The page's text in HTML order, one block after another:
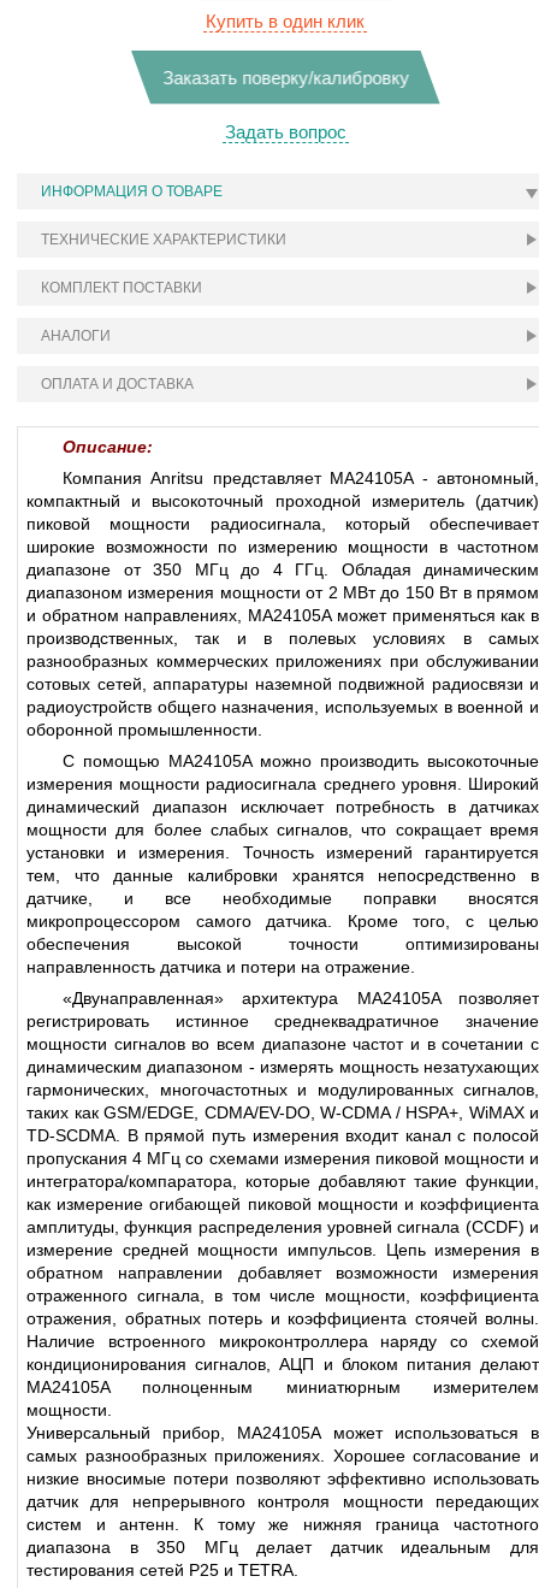
Купить в один клик
Заказать поверку/калибровку
Задать вопрос
ИНФОРМАЦИЯ О ТОВАРЕ
ТЕХНИЧЕСКИЕ ХАРАКТЕРИСТИКИ
КОМПЛЕКТ ПОСТАВКИ
АНАЛОГИ
ОПЛАТА И ДОСТАВКА
Описание:
Компания Anritsu представляет MA24105A - автономный,
компактный и высокоточный проходной измеритель (датчик)
пиковой мощности радиосигнала, который обеспечивает
широкие возможности по измерению мощности в частотном
диапазоне от 350 МГц до 4 ГГц. Обладая динамическим
диапазоном измерения мощности от 2 МВт до 150 Вт в прямом
и обратном направлениях, MA24105A может применяться как в
производственных, так и в полевых условиях в самых
разнообразных коммерческих приложениях при обслуживании
сотовых сетей, аппаратуры наземной подвижной радиосвязи и
радиоустройств общего назначения, используемых в военной и
оборонной промышленности.
С помощью MA24105A можно производить высокоточные
измерения мощности радиосигнала среднего уровня. Широкий
динамический диапазон исключает потребность в датчиках
мощности для более слабых сигналов, что сокращает время
установки и измерения. Точность измерений гарантируется
тем, что данные калибровки хранятся непосредственно в
датчике, и все необходимые поправки вносятся
микропроцессором самого датчика. Кроме того, с целью
обеспечения высокой точности оптимизированы
направленность датчика и потери на отражение.
«Двунаправленная» архитектура MA24105A позволяет
регистрировать истинное среднеквадратичное значение
мощности сигналов во всем диапазоне частот и в сочетании с
динамическим диапазоном - измерять мощность незатухающих
гармонических, многочастотных и модулированных сигналов,
таких как GSM/EDGE, CDMA/EV-DO, W-CDMA / HSPA+, WiMAX и
TD-SCDMA. В прямой путь измерения входит канал с полосой
пропускания 4 МГц со схемами измерения пиковой мощности и
интегратора/компаратора, которые добавляют такие функции,
как измерение огибающей пиковой мощности и коэффициента
амплитуды, функция распределения уровней сигнала (CCDF) и
измерение средней мощности импульсов. Цепь измерения в
обратном направлении добавляет возможности измерения
отраженного сигнала, в том числе мощности, коэффициента
отражения, обратных потерь и коэффициента стоячей волны.
Наличие встроенного микроконтроллера наряду со схемой
кондиционирования сигналов, АЦП и блоком питания делают
MA24105A полноценным миниатюрным измерителем
мощности.
Универсальный прибор, MA24105A может использоваться в
самых разнообразных приложениях. Хорошее согласование и
низкие вносимые потери позволяют эффективно использовать
датчик для непрерывного контроля мощности передающих
систем и антенн. К тому же нижняя граница частотного
диапазона в 350 МГц делает датчик идеальным для
тестирования сетей P25 и TETRA.